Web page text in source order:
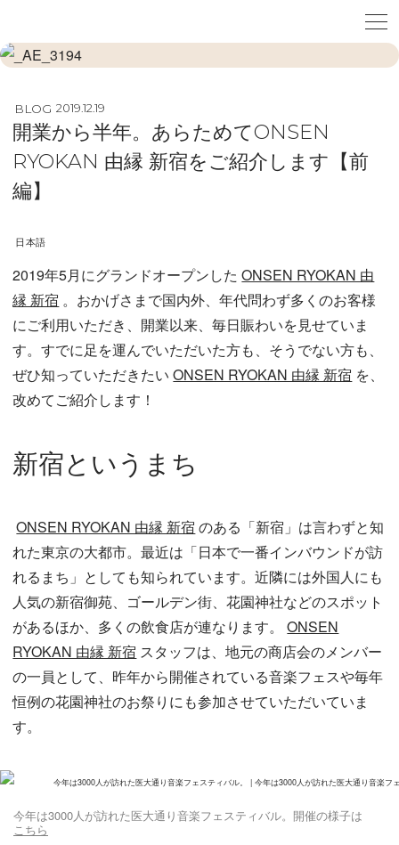
BLOG 2019.12.19
開業から半年。あらためてONSEN
RYOKAN 由縁 新宿をご紹介します【前
編】
日本語
2019年5月にグランドオープンした ONSEN RYOKAN 由
縁 新宿 。おかげさまで国内外、年代問わず多くのお客様
にご利用いただき、開業以来、毎日賑わいを見せていま
す。すでに足を運んでいただいた方も、そうでない方も、
ぜひ知っていただきたい ONSEN RYOKAN 由縁 新宿 を、
改めてご紹介します！
新宿というまち
ONSEN RYOKAN 由縁 新宿 のある「新宿」は言わずと知
れた東京の大都市。最近は「日本で一番インバウンドが訪
れるまち」としても知られています。近隣には外国人にも
人気の新宿御苑、ゴールデン街、花園神社などのスポット
があるほか、多くの飲食店が連なります。
ONSEN
RYOKAN 由縁 新宿 スタッフは、地元の商店会のメンバー
の一員として、昨年から開催されている音楽フェスや毎年
恒例の花園神社のお祭りにも参加させていただいていま
す。
今年は3000人が訪れた医大通り音楽フェスティバル。開催の様子は
こちら